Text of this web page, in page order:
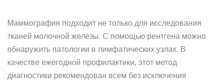
Маммография подходит не только для исследования
тканей молочной железы. С помощью рентгена можно
обнаружить патологии в лимфатических узлах. В
качестве ежегодной профилактики, этот метод
диагностики рекомендован всем без исключения